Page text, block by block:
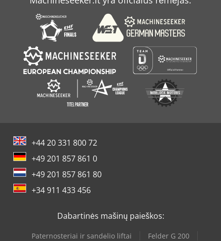
Sabo 43 Compact
Topcon Rl Hb
+44 20 331 800 72
+49 201 857 861 0
+49 201 857 861 80
+34 911 433 456
Dabartinės mašinų paieškos:
Paternosteriai ir sandėlio liftai
Felder G 200